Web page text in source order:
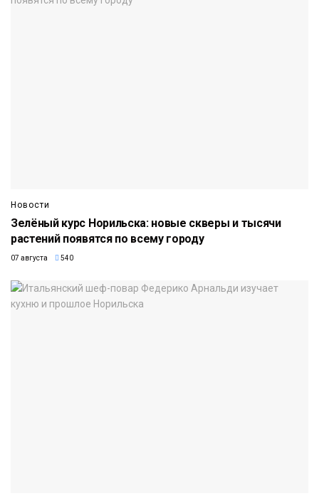
Новости
Зелёный курс Норильска: новые скверы и тысячи
растений появятся по всему городу
07 августа 540